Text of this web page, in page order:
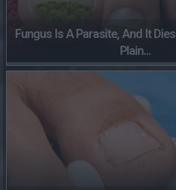
Fungus Is A Parasite, And It
Plain...